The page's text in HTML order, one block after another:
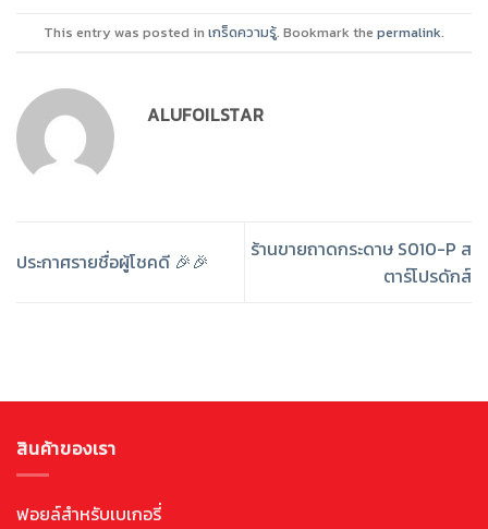
This entry was posted in เกร็ดความรู้. Bookmark the permalink.
ALUFOILSTAR
ประกาศรายชื่อผู้โชคดี 🎉🎉
ร้านขายถาดกระดาษ S010-P ส
ตาร์โปรดักส์
สินค้าของเรา
ฟอยล์สำหรับเบเกอรี่